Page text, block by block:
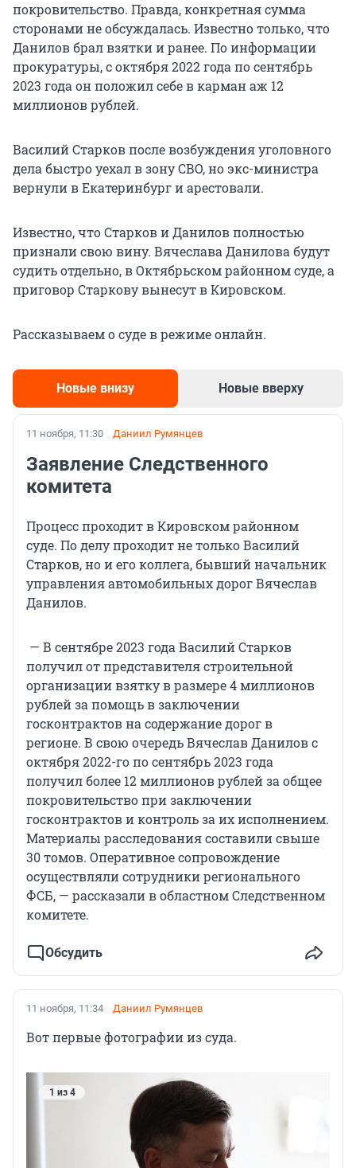
покровительство. Правда, конкретная сумма
сторонами не обсуждалась. Известно только, что
Данилов брал взятки и ранее. По информации
прокуратуры, с октября 2022 года по сентябрь
2023 года он положил себе в карман аж 12
миллионов рублей.
Василий Старков после возбуждения уголовного
дела быстро уехал в зону СВО, но экс-министра
вернули в Екатеринбург и арестовали.
Известно, что Старков и Данилов полностью
признали свою вину. Вячеслава Данилова будут
судить отдельно, в Октябрьском районном суде, а
приговор Старкову вынесут в Кировском.
Рассказываем о суде в режиме онлайн.
Новые внизу Новые вверху
11 ноября, 11:30 Даниил Румянцев
Заявление Следственного
комитета
Процесс проходит в Кировском районном
суде. По делу проходит не только Василий
Старков, но и его коллега, бывший начальник
управления автомобильных дорог Вячеслав
Данилов.
— В сентябре 2023 года Василий Старков
получил от представителя строительной
организации взятку в размере 4 миллионов
рублей за помощь в заключении
госконтрактов на содержание дорог в
регионе. В свою очередь Вячеслав Данилов с
октября 2022-го по сентябрь 2023 года
получил более 12 миллионов рублей за общее
покровительство при заключении
госконтрактов и контроль за их исполнением.
Материалы расследования составили свыше
30 томов. Оперативное сопровождение
осуществляли сотрудники регионального
ФСБ, — рассказали в областном Следственном
комитете.
Обсудить
11 ноября, 11:34 Даниил Румянцев
Вот первые фотографии из суда.
1 из 4